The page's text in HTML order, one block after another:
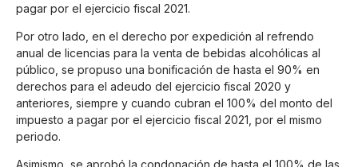
pagar por el ejercicio fiscal 2021.
Por otro lado, en el derecho por expedición al refrendo
anual de licencias para la venta de bebidas alcohólicas al
público, se propuso una bonificación de hasta el 90% en
derechos para el adeudo del ejercicio fiscal 2020 y
anteriores, siempre y cuando cubran el 100% del monto del
impuesto a pagar por el ejercicio fiscal 2021, por el mismo
periodo.